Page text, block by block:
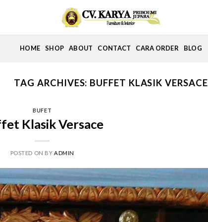
HOME SHOP ABOUT CONTACT CARA ORDER BLOG
TAG ARCHIVES: BUFFET KLASIK VERSACE
BUFET
Klasik Versace
POSTED ON BY ADMIN